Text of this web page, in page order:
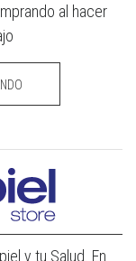
al hacer
y tu Salud. En